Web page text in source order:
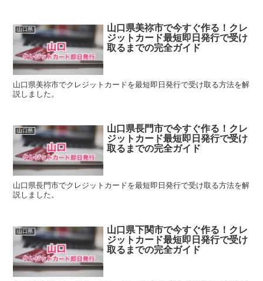
山口県
山口県美祢市で今すぐ作る！クレ
ジットカード最短即日発行で受け
取るまでの完全ガイド
山口県美祢市でクレジットカードを最短即日発行で受け取る方法を解
説しました。
山口県
山口県長門市で今すぐ作る！クレ
ジットカード最短即日発行で受け
取るまでの完全ガイド
山口県長門市でクレジットカードを最短即日発行で受け取る方法を解
説しました。
山口県
山口県下関市で今すぐ作る！クレ
ジットカード最短即日発行で受け
取るまでの完全ガイド